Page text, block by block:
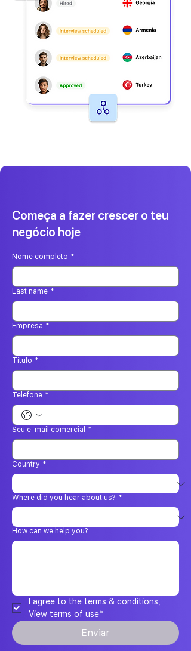
Começa a fazer crescer o teu
negócio hoje
Nome completo *
Last name *
Empresa *
Título *
Telefone *
Seu e-mail comercial *
Country *
Where did you hear about us? *
How can we help you?
View terms of use*
Enviar